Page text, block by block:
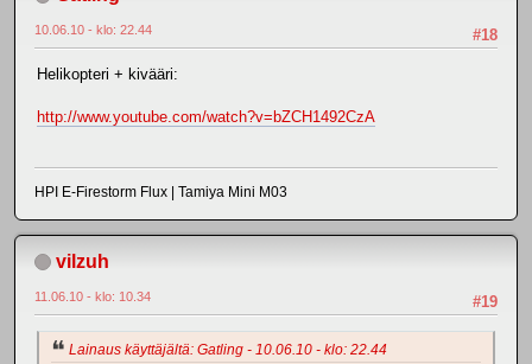
#18
10.06.10 - klo: 22.44
Helikopteri + kivääri:
http://www.youtube.com/watch?v=bZCH1492CzA
HPI E-Firestorm Flux | Tamiya Mini M03
vilzuh
#19
11.06.10 - klo: 10.34
Lainaus käyttäjältä: Gatling - 10.06.10 - klo: 22.44